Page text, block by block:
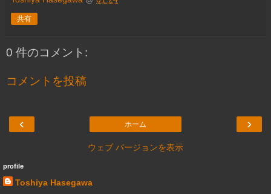
共有
0 件のコメント:
コメントを投稿
‹ ›
ホーム
ウェブ バージョンを表示
profile
Toshiya Hasegawa